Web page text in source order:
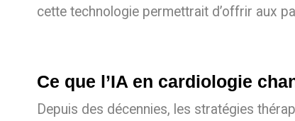
cette technologie permettrait d’offrir aux
Ce que l’IA en cardiologie
Depuis des décennies, les stratégies